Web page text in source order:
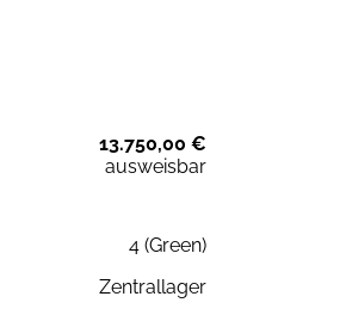
13.750,00 €
ausweisbar
4 (Green)
Zentrallager